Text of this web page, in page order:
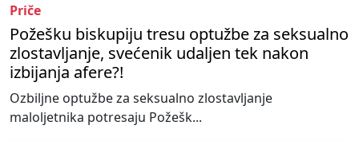
Priče
Požešku biskupiju tresu optužbe za seksualno
zlostavljanje, svećenik udaljen tek nakon
izbijanja afere?!
Ozbiljne optužbe za seksualno zlostavljanje
maloljetnika potresaju Požešk...